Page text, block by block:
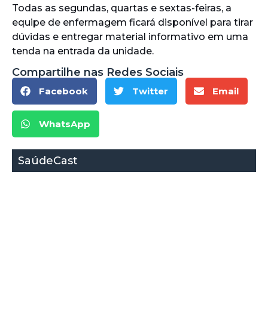
Todas as segundas, quartas e sextas-feiras, a
equipe de enfermagem ficará disponível para tirar
dúvidas e entregar material informativo em uma
tenda na entrada da unidade.
Compartilhe nas Redes Sociais
Facebook Twitter Email
WhatsApp
SaúdeCast